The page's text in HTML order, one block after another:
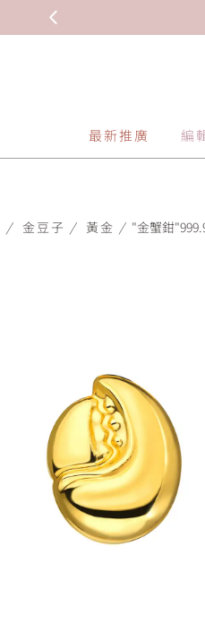
最新推廣 編
/ 金豆子 / 黃金 / "金蟹鉗